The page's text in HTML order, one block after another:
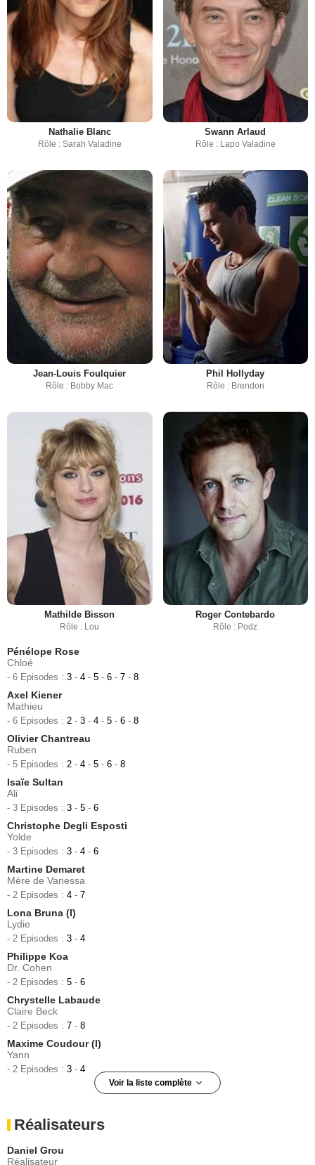
Nathalie Blanc
Rôle : Sarah Valadine
Swann Arlaud
Rôle : Lapo Valadine
Jean-Louis Foulquier
Rôle : Bobby Mac
Phil Hollyday
Rôle : Brendon
Mathilde Bisson
Rôle : Lou
Roger Contebardo
Rôle : Podz
Pénélope Rose
Chloé
- 6 Episodes : 3 - 4 - 5 - 6 - 7 - 8
Axel Kiener
Mathieu
- 6 Episodes : 2 - 3 - 4 - 5 - 6 - 8
Olivier Chantreau
Ruben
- 5 Episodes : 2 - 4 - 5 - 6 - 8
Isaïe Sultan
Ali
- 3 Episodes : 3 - 5 - 6
Christophe Degli Esposti
Yolde
- 3 Episodes : 3 - 4 - 6
Martine Demaret
Mère de Vanessa
- 2 Episodes : 4 - 7
Lona Bruna (I)
Lydie
- 2 Episodes : 3 - 4
Philippe Koa
Dr. Cohen
- 2 Episodes : 5 - 6
Chrystelle Labaude
Claire Beck
- 2 Episodes : 7 - 8
Maxime Coudour (I)
Yann
- 2 Episodes : 3 - 4
Voir la liste complète
- 2 Episodes :7-8
Coralie
Réalisateurs
Daniel Grou
Réalisateur